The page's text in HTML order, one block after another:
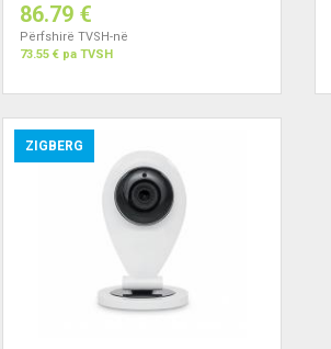
86.79 €
Përfshirë TVSH-në
73.55 € pa TVSH
ZIGBERG